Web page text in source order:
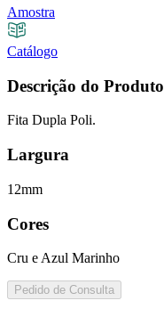
Amostra
Catálogo
Descrição do Produto
Fita Dupla Poli.
Largura
12mm
Cores
Cru e Azul Marinho
Pedido de Consulta